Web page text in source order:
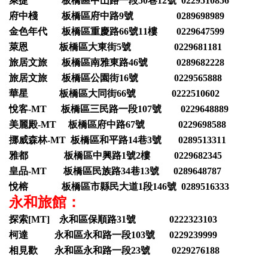
府中棧 板橋區府中路9號 0289698989
金色年代 板橋區重慶路66號11樓 0229647599
萊恩 板橋區大東街5號 0229681181
旅居文旅 板橋區南雅東路46號 0289682228
旅居文旅 板橋區公園街16號 0229565888
華星 板橋區大同街66號 0222510602
悅客-MT 板橋區三民路一段107號 0229648889
美麗殿-MT 板橋區府中路67號 0229698588
挪威森林-MT 板橋區和平路14巷3號 0289513311
雅都 板橋區中興路1號2樓 0229682345
皇品-MT 板橋區民族路34巷13號 0289648787
悅榕 板橋區市縣民大道1段146號 0289516333
永和旅館：
探索[MT] 永和區保順路31號 0222323103
柯達 永和區永和路一段103號 0229239999
相見歡 永和區永和路一段23號 0229276188